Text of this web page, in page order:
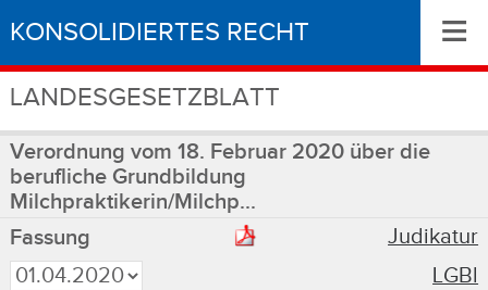
KONSOLIDIERTES RECHT
LANDESGESETZBLATT
≡
Verordnung vom 18. Februar 2020 über die
berufliche Grundbildung
Milchpraktikerin/Milchp...
Fassung
Judikatur
LGBl